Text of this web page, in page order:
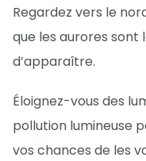
Regardez vers le
que les aurores sont
d’apparaître.
Éloignez-vous des
pollution lumineuse
vos chances de les